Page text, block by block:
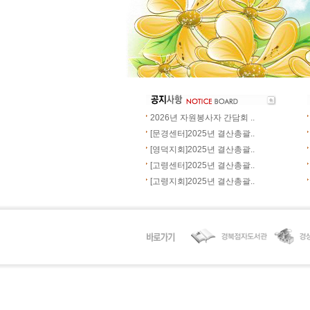
2026년 자원봉사자 간담회 ..
[문경센터]2025년 결산총괄..
[영덕지회]2025년 결산총괄..
[고령센터]2025년 결산총괄..
[고령지회]2025년 결산총괄..